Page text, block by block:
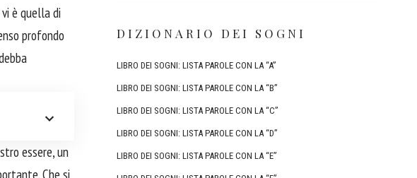
è quella di
profondo
essere, un
Che si
DIZIONARIO DEI SOGNI
LIBRO DEI SOGNI: LISTA PAROLE CON LA “A”
LIBRO DEI SOGNI: LISTA PAROLE CON LA “B”
LIBRO DEI SOGNI: LISTA PAROLE CON LA “C”
LIBRO DEI SOGNI: LISTA PAROLE CON LA “D”
LIBRO DEI SOGNI: LISTA PAROLE CON LA “E”